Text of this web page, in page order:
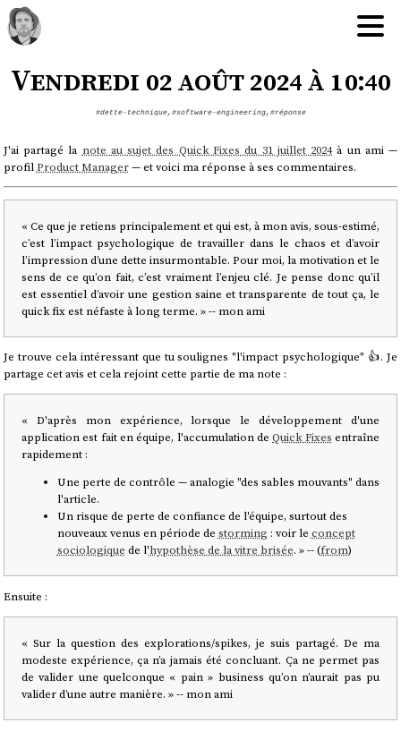
Vendredi 02 août 2024 à 10:40
#dette-technique, #software-engineering, #réponse
J'ai partagé la note au sujet des Quick Fixes du 31 juillet 2024à un ami —
profilProduct Manager— et voici ma réponse à ses commentaires.
« Ce que je retiens principalement et qui est, à mon avis, sous-estimé,
c’est l’impact psychologique de travailler dans le chaos et d’avoir
l’impression d’une dette insurmontable. Pour moi, la motivation et le
sens de ce qu’on fait, c’est vraiment l’enjeu clé. Je pense donc qu’il
est essentiel d’avoir une gestion saine et transparente de tout ça, le
quick fix est néfaste à long terme. » -- mon ami
Je trouve cela intéressant que tu soulignes "l'impact psychologique" 👍️. Je
partage cet avis et cela rejoint cette partie de ma note :
« D'après mon expérience, lorsque le développement d'une
application est fait en équipe, l'accumulation deQuick Fixes entraîne
rapidement :
Une perte de contrôle — analogie "des sables mouvants" dans
l'article.
Un risque de perte de confiance de l'équipe, surtout des
nouveaux venus en période destorming : voir leconcept
sociologique de l'hypothèse de la vitre brisée. » -- (from)
Ensuite :
« Sur la question des explorations/spikes, je suis partagé. De ma
modeste expérience, ça n’a jamais été concluant. Ça ne permet pas
de valider une quelconque « pain » business qu’on n’aurait pas pu
valider d’une autre manière. » -- mon ami